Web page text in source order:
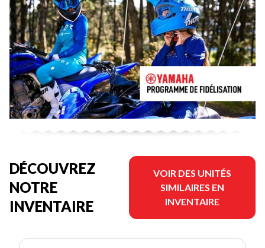
DÉCOUVREZ
NOTRE
INVENTAIRE
VOIR DES UNITÉS
SIMILAIRES EN
INVENTAIRE